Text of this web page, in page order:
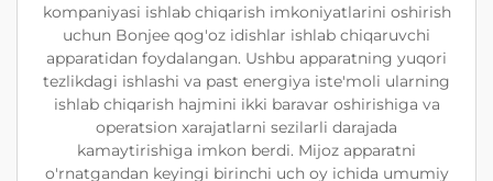
kompaniyasi ishlab chiqarish imkoniyatlarini oshirish
uchun Bonjee qog'oz idishlar ishlab chiqaruvchi
apparatidan foydalangan. Ushbu apparatning yuqori
tezlikdagi ishlashi va past energiya iste'moli ularning
ishlab chiqarish hajmini ikki baravar oshirishiga va
operatsion xarajatlarni sezilarli darajada
kamaytirishiga imkon berdi. Mijoz apparatni
o'rnatgandan keyingi birinchi uch oy ichida umumiy